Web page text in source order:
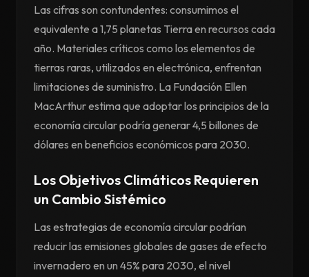
Las cifras son contundentes: consumimos el
equivalente a 1,75 planetas Tierra en recursos cada
año. Materiales críticos como los elementos de
tierras raras, utilizados en electrónica, enfrentan
limitaciones de suministro. La Fundación Ellen
MacArthur estima que adoptar los principios de la
economía circular podría generar 4,5 billones de
dólares en beneficios económicos para 2030.
Los Objetivos Climáticos Requieren
un Cambio Sistémico
Las estrategias de economía circular podrían
reducir las emisiones globales de gases de efecto
invernadero en un 45% para 2030, el nivel